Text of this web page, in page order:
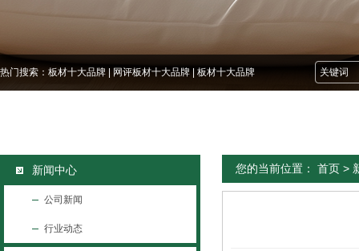
热门搜索： 板材十大品牌 网评板材十大品牌 板材十大品牌
您的当前位置： 首页 >
新闻中心
公司新闻
行业动态